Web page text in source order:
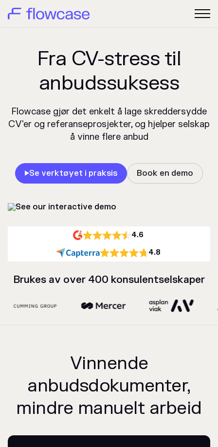
Fra CV-stress til
anbudssuksess
Flowcase gjør det enkelt å lage skreddersydde
CV'er og referanseprosjekter, og hjelper selskap
å vinne flere anbud
Se verktøyet i praksis Book en demo
4.6
4.8
Brukes av over 400 konsulentselskaper
Vinnende
anbudsdokumenter,
mindre manuelt arbeid